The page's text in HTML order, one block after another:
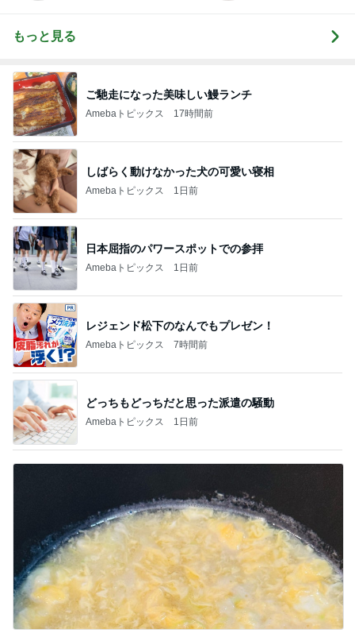
もっと見る
ご馳走になった美味しい鰻ランチ
Amebaトピックス 17時間前
しばらく動けなかった犬の可愛い寝相
Amebaトピックス 1日前
日本屈指のパワースポットでの参拝
Amebaトピックス 1日前
レジェンド松下のなんでもプレゼン！
Amebaトピックス 7時間前
どっちもどっちだと思った派遣の騒動
Amebaトピックス 1日前